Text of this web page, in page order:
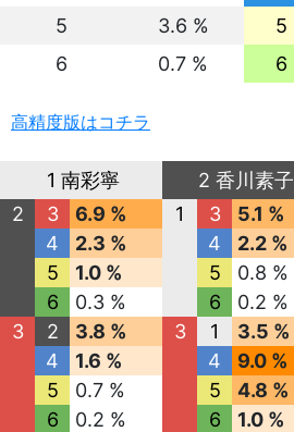
5
3.6 % 5
6
0.7 % 6
高精度版はコチラ
1 南彩寧
2
3
6.9 %
4
2.3 %
5
1.0 %
6
0.3 %
3
2
3.8 %
4
1.6 %
5
0.7 %
6
0.2 %
2 香川素子
1
3
5.1 %
4
2.2 %
5
0.8 %
6
0.2 %
3
1
3.5 %
4
9.0 %
5
4.8 %
6
1.0 %